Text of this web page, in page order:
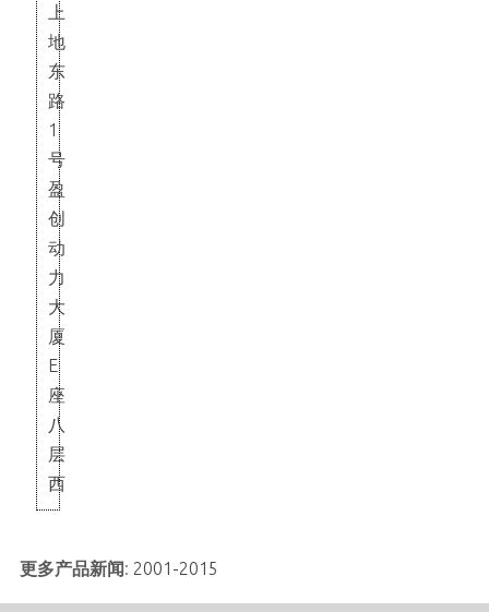
上
地
东
路
1
号
盈
创
动
力
大
厦
E
座
八
层
西
更多产品新闻: 2001-2015